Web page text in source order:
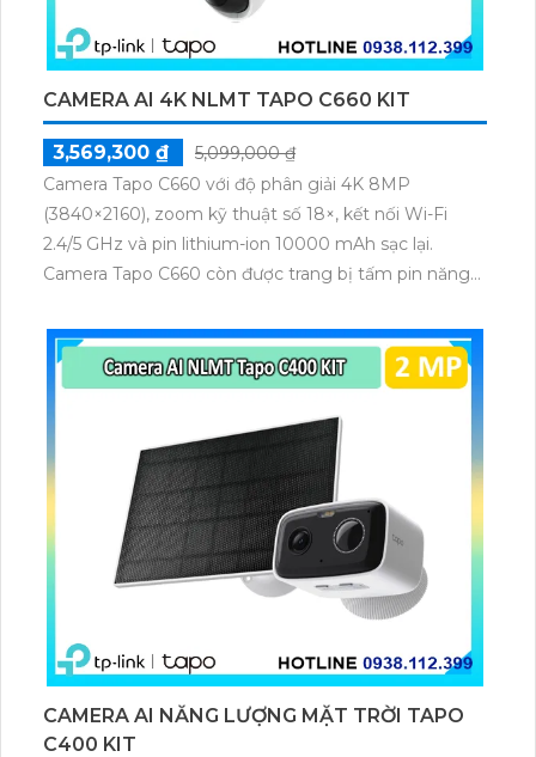
CAMERA AI 4K NLMT TAPO C660 KIT
3,569,300 ₫
5,099,000 ₫
Camera Tapo C660 với độ phân giải 4K 8MP
(3840×2160), zoom kỹ thuật số 18×, kết nối Wi-Fi
2.4/5 GHz và pin lithium-ion 10000 mAh sạc lại.
Camera Tapo C660 còn được trang bị tấm pin năng
thú cưng, phương tiện, lưu trữ thẻ microSD tối đa 512
GB.
CAMERA AI NĂNG LƯỢNG MẶT TRỜI TAPO
C400 KIT